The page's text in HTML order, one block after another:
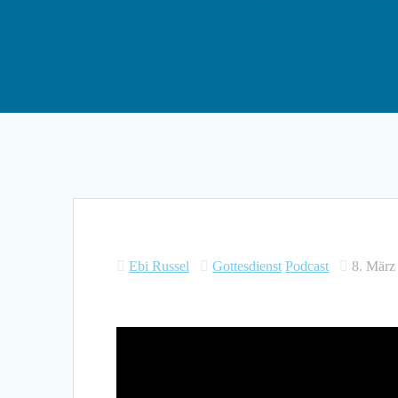
Ebi Russel Gottesdienst Podcast 8. März